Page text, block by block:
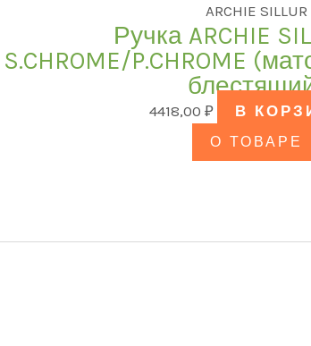
ARCHIE SILLUR
Ручка ARCHIE
S.CHROME/P.CHROME
4418,00₽ В
О ТОВАРЕ